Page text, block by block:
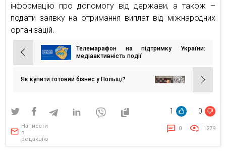
інформацію про допомогу від держави, а також –
подати заявку на отримання виплат від міжнародних
організацій.
Навігація
записів
Телемарафон на підтримку України:
медіаактивність події
Як купити готовий бізнес у Польщі?
1 0
Написати
в
редакцію
0 1279